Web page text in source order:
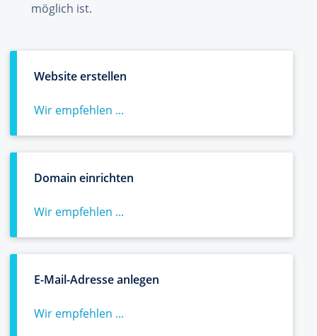
möglich ist.
Website erstellen
Wir empfehlen ...
Domain einrichten
Wir empfehlen ...
E-Mail-Adresse anlegen
Wir empfehlen ...